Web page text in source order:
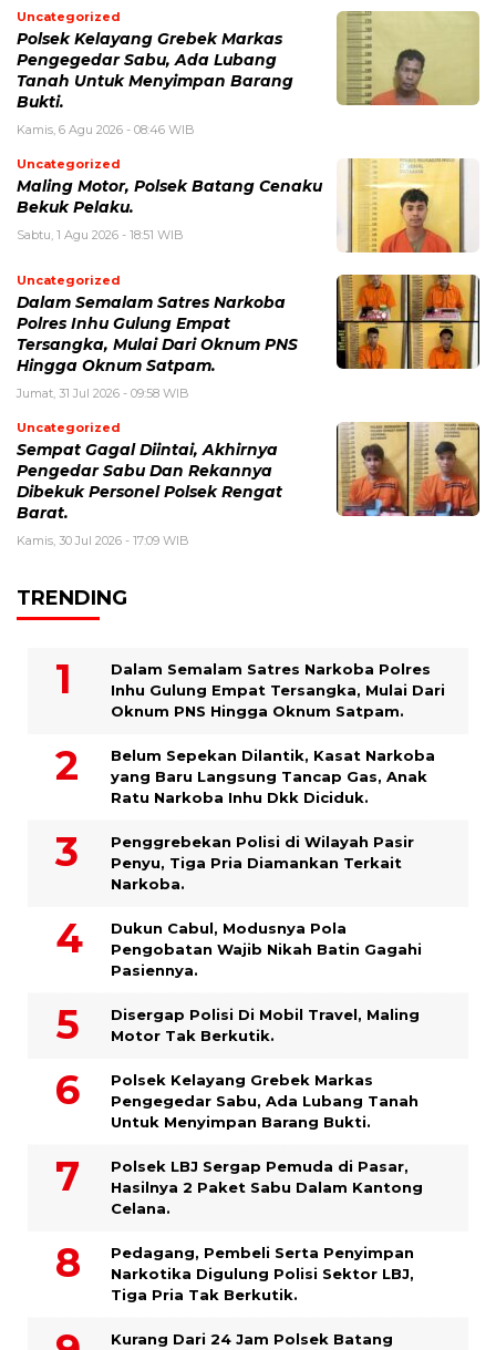
Uncategorized
Polsek Kelayang Grebek Markas
Pengegedar Sabu, Ada Lubang
Tanah Untuk Menyimpan Barang
Bukti.
Kamis, 6 Agu 2026 - 08:46 WIB
Uncategorized
Maling Motor, Polsek Batang Cenaku
Bekuk Pelaku.
Sabtu, 1 Agu 2026 - 18:51 WIB
Uncategorized
Dalam Semalam Satres Narkoba
Polres Inhu Gulung Empat
Tersangka, Mulai Dari Oknum PNS
Hingga Oknum Satpam.
Jumat, 31 Jul 2026 - 09:58 WIB
Uncategorized
Sempat Gagal Diintai, Akhirnya
Pengedar Sabu Dan Rekannya
Dibekuk Personel Polsek Rengat
Barat.
Kamis, 30 Jul 2026 - 17:09 WIB
TRENDING
Dalam Semalam Satres Narkoba Polres
Inhu Gulung Empat Tersangka, Mulai Dari
Oknum PNS Hingga Oknum Satpam.
Belum Sepekan Dilantik, Kasat Narkoba
yang Baru Langsung Tancap Gas, Anak
Ratu Narkoba Inhu Dkk Diciduk.
Penggrebekan Polisi di Wilayah Pasir
Penyu, Tiga Pria Diamankan Terkait
Narkoba.
Dukun Cabul, Modusnya Pola
Pengobatan Wajib Nikah Batin Gagahi
Pasiennya.
Disergap Polisi Di Mobil Travel, Maling
Motor Tak Berkutik.
Polsek Kelayang Grebek Markas
Pengegedar Sabu, Ada Lubang Tanah
Untuk Menyimpan Barang Bukti.
Polsek LBJ Sergap Pemuda di Pasar,
Hasilnya 2 Paket Sabu Dalam Kantong
Celana.
Pedagang, Pembeli Serta Penyimpan
Narkotika Digulung Polisi Sektor LBJ,
Tiga Pria Tak Berkutik.
Kurang Dari 24 Jam Polsek Batang